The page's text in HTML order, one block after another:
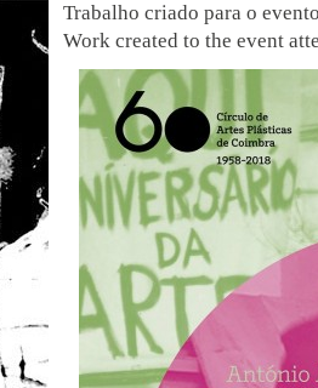
Trabalho criado para o
Work created to the event